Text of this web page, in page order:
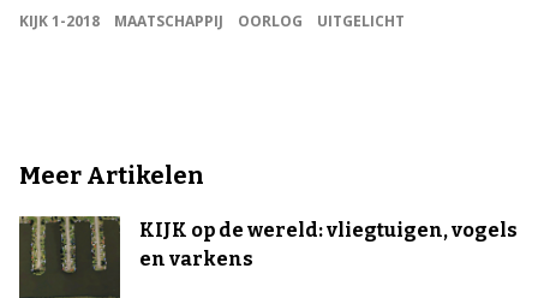
KIJK 1-2018
MAATSCHAPPIJ OORLOG UITGELICHT
Meer Artikelen
KIJK op de wereld: vliegtuigen, vogels
en varkens